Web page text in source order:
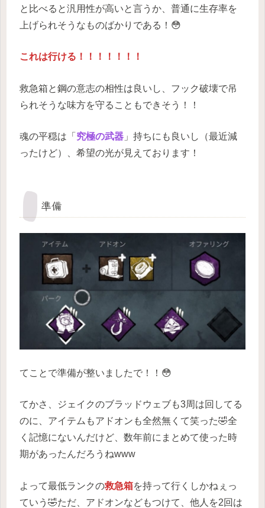
と比べると汎用性が高いと言うか、普通に生存率を
上げられそうなものばかりである！😳
これは行ける！！！！！！！
救急箱と鋼の意志の相性は良いし、フック破壊で吊
られそうな味方を守ることもできそう！！
魂の平穏は「 究極の武器 」持ちにも良いし（最近減
ったけど）、希望の光が見えております！
準備
てことで準備が整いましたで！！😳
てかさ、ジェイクのブラッドウェブも3周は回してる
のに、アイテムもアドオンも全然無くて笑った🤣全
く記憶にないんだけど、数年前にまとめて使った時
期があったんだろうねwww
よって最低ランクの救急箱を持って行くしかねぇっ
ていう🤣ただ、アドオンなどもつけて、他人を2回は